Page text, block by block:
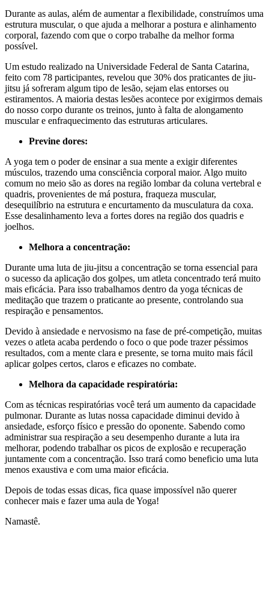
Durante as aulas, além de aumentar a flexibilidade, construímos uma
estrutura muscular, o que ajuda a melhorar a postura e alinhamento
corporal, fazendo com que o corpo trabalhe da melhor forma
possível.
Um estudo realizado na Universidade Federal de Santa Catarina,
feito com 78 participantes, revelou que 30% dos praticantes de jiu-
jitsu já sofreram algum tipo de lesão, sejam elas entorses ou
estiramentos. A maioria destas lesões acontece por exigirmos demais
do nosso corpo durante os treinos, junto à falta de alongamento
muscular e enfraquecimento das estruturas articulares.
Previne dores:
A yoga tem o poder de ensinar a sua mente a exigir diferentes
músculos, trazendo uma consciência corporal maior. Algo muito
comum no meio são as dores na região lombar da coluna vertebral e
quadris, provenientes de má postura, fraqueza muscular,
desequilíbrio na estrutura e encurtamento da musculatura da coxa.
Esse desalinhamento leva a fortes dores na região dos quadris e
joelhos.
Melhora a concentração:
Durante uma luta de jiu-jitsu a concentração se torna essencial para
o sucesso da aplicação dos golpes, um atleta concentrado terá muito
mais eficácia. Para isso trabalhamos dentro da yoga técnicas de
meditação que trazem o praticante ao presente, controlando sua
respiração e pensamentos.
Devido à ansiedade e nervosismo na fase de pré-competição, muitas
vezes o atleta acaba perdendo o foco o que pode trazer péssimos
resultados, com a mente clara e presente, se torna muito mais fácil
aplicar golpes certos, claros e eficazes no combate.
Melhora da capacidade respiratória:
Com as técnicas respiratórias você terá um aumento da capacidade
pulmonar. Durante as lutas nossa capacidade diminui devido à
ansiedade, esforço físico e pressão do oponente. Sabendo como
administrar sua respiração a seu desempenho durante a luta ira
melhorar, podendo trabalhar os picos de explosão e recuperação
juntamente com a concentração. Isso trará como beneficio uma luta
menos exaustiva e com uma maior eficácia.
Depois de todas essas dicas, fica quase impossível não querer
conhecer mais e fazer uma aula de Yoga!
Namastê.